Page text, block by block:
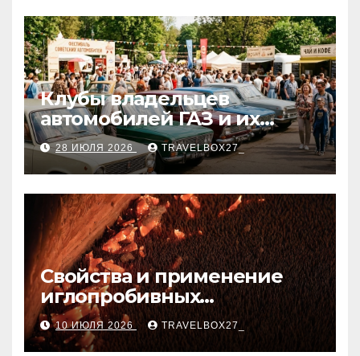
Клубы владельцев
автомобилей ГАЗ и их
мероприятия
28 ИЮЛЯ 2026 TRAVELBOX27_
Свойства и применение
иглопробивных
базальтовых огнеупорных
матов
10 ИЮЛЯ 2026 TRAVELBOX27_